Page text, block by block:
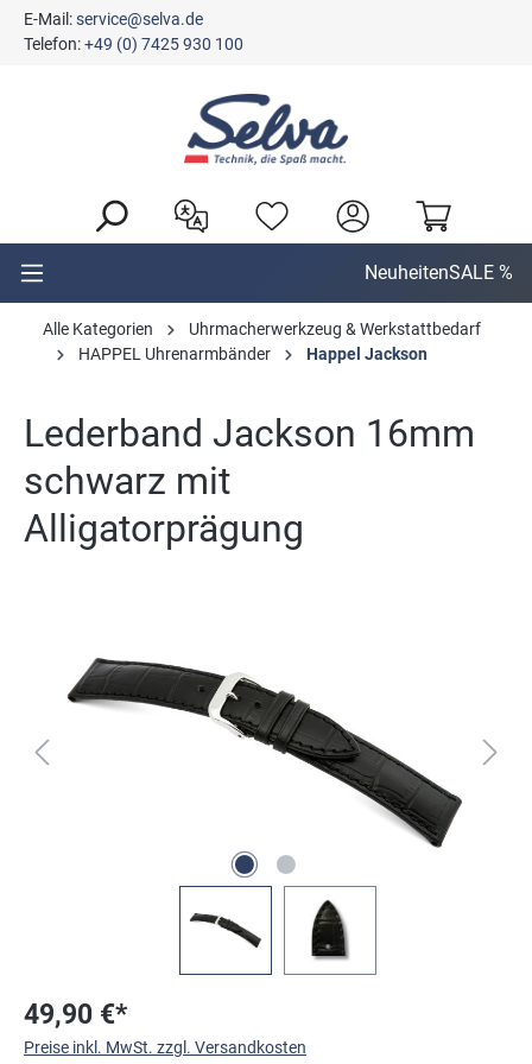
springen
E-Mail:service@selva.de
Telefon:+49 (0) 7425 930 100
NeuheitenSALE %
Alle Kategorien
Uhrmacherwerkzeug & Werkstattbedarf
HAPPEL Uhrenarmbänder
Happel Jackson
Lederband Jackson 16mm
schwarz mit
Alligatorprägung
49,90 €*
Preise inkl. MwSt. zzgl. Versandkosten